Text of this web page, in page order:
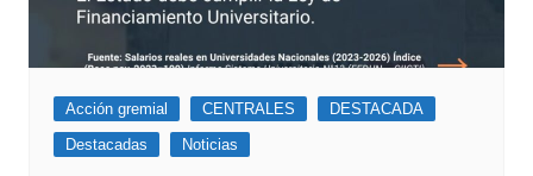
Acción gremial CENTRALES
DESTACADA
Destacadas
Noticias